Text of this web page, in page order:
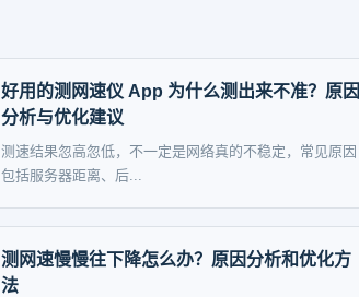
好用的测网速仪 App 为什么测出来不准？原因
分析与优化建议
测速结果忽高忽低，不一定是网络真的不稳定，常见原因
包括服务器距离、后...
测网速慢慢往下降怎么办？原因分析和优化方
法